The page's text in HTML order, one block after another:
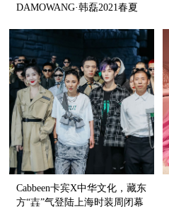
DAMOWANG·韩磊2021春夏
Cabbeen卡宾X中华文化，藏东
方“壵”气登陆上海时装周闭幕